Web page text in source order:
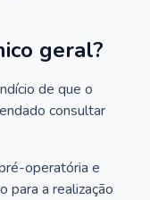
geral?
de que o
consultar
operatória e
para a realização